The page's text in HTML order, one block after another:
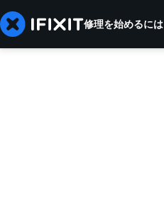
修理を始めるには